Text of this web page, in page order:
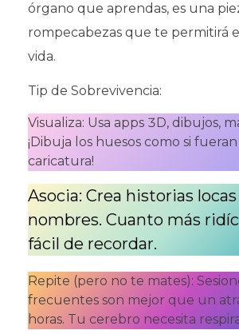
órgano que aprendas, es una
rompecabezas que te permitirá
vida.
Tip de Sobrevivencia:
Visualiza: Usa apps 3D, dibujos,
¡Dibuja los huesos como si
caricatura!
Asocia: Crea historias
nombres. Cuanto más
fácil de recordar.
Repite (pero no te mates):
frecuentes son mejor que un
horas. Tu cerebro necesita